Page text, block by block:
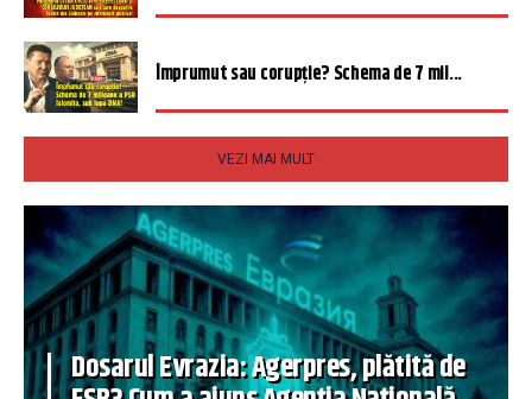
Împrumut sau corupție? Schema de 7 mil...
VEZI MAI MULT
Dosarul Evrazia: Agerpres, plătită de